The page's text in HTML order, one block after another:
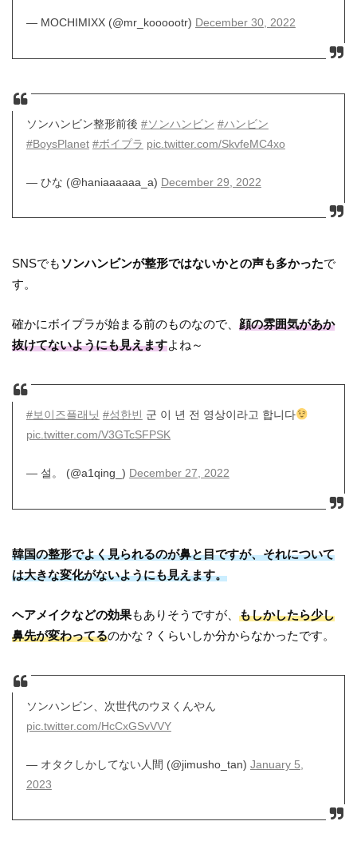
— MOCHIMIXX (@mr_koooootr) December 30, 2022
ソンハンビン整形前後 #ソンハンビン #ハンビン
#BoysPlanet #ボイプラ pic.twitter.com/SkvfeMC4xo
— ひな (@haniaaaaaa_a) December 29, 2022
SNSでもソンハンビンが整形ではないかとの声も多かったで
す。
確かにボイプラが始まる前のものなので、顔の雰囲気があか
抜けてないようにも見えますよね～
#보이즈플래닛 #성한빈 군 이 년 전 영상이라고 합니다
pic.twitter.com/V3GTcSFPSK
— 설。 (@a1qing_) December 27, 2022
韓国の整形でよく見られるのが鼻と目ですが、それについて
は大きな変化がないようにも見えます。
ヘアメイクなどの効果もありそうですが、もしかしたら少し
鼻先が変わってるのかな？くらいしか分からなかったです。
ソンハンビン、次世代のウヌくんやん
pic.twitter.com/HcCxGSvVVY
— オタクしかしてない人間 (@jimusho_tan) January 5,
2023